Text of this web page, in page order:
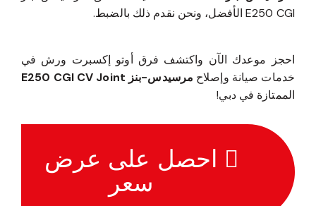
E250 CGI الأفضل، ونحن نقدم ذلك بالضبط.
احجز موعدك الآن واكتشف فرق أوتو إكسبرت ورش في
خدمات صيانة وإصلاح مرسيدس-بنز E250 CGI CV Joint
الممتازة في دبي!
احصل على عرض
سعر